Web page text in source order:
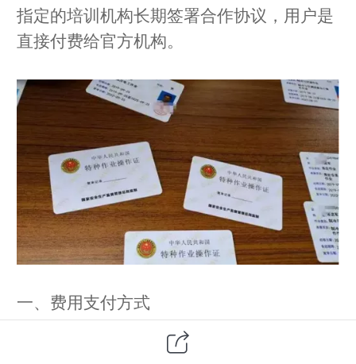
指定的培训机构长期签署合作协议，用户是
直接付费给官方机构。
一、费用支付方式
报名费用一般可通过以下方式进行支付:
1)、在线支付:您可以通过我们的官方网选好